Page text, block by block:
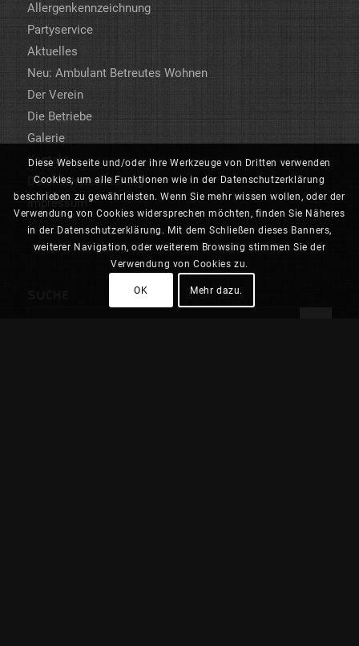
Allergenkennzeichnung
Partyservice
Aktuelles
Neu: Ambulant Betreutes Wohnen
Der Verein
Die Betriebe
Galerie
Kontakt
Datenschutzerklärung
Impressum
Diese Webseite und/oder ihre Werkzeuge von Dritten verwenden
Cookies, um alle Funktionen wie in der Datenschutzerklärung
beschrieben zu gewährleisten. Wenn Sie mehr wissen wollen, oder der
Verwendung von Cookies widersprechen möchten, finden Sie Näheres
in der Datenschutzerklärung. Mit dem Schließen dieses Banners,
weiterer Navigation, oder weiterem Browsing stimmen Sie der
Verwendung von Cookies zu.
OK Mehr dazu.